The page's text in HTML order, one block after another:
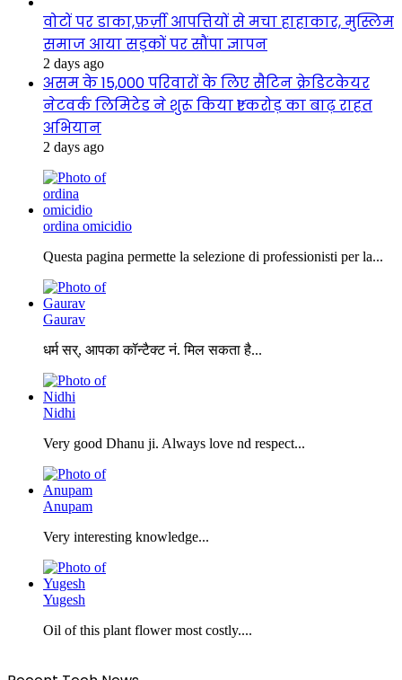
वोटों पर डाका,फ़र्ज़ी आपत्तियों से मचा हाहाकार, मुस्लिम
समाज आया सड़कों पर सौंपा ज्ञापन
2 days ago
असम के 15,000 परिवारों के लिए सैटिन क्रेडिटकेयर
नेटवर्क लिमिटेड ने शुरू किया ₹1 करोड़ का बाढ़ राहत
अभियान
2 days ago
ordina omicidio
Questa pagina permette la selezione di professionisti per la...
Gaurav
धर्म सर्, आपका कॉन्टैक्ट नं. मिल सकता है...
Nidhi
Very good Dhanu ji. Always love nd respect...
Anupam
Very interesting knowledge...
Yugesh
Oil of this plant flower most costly....